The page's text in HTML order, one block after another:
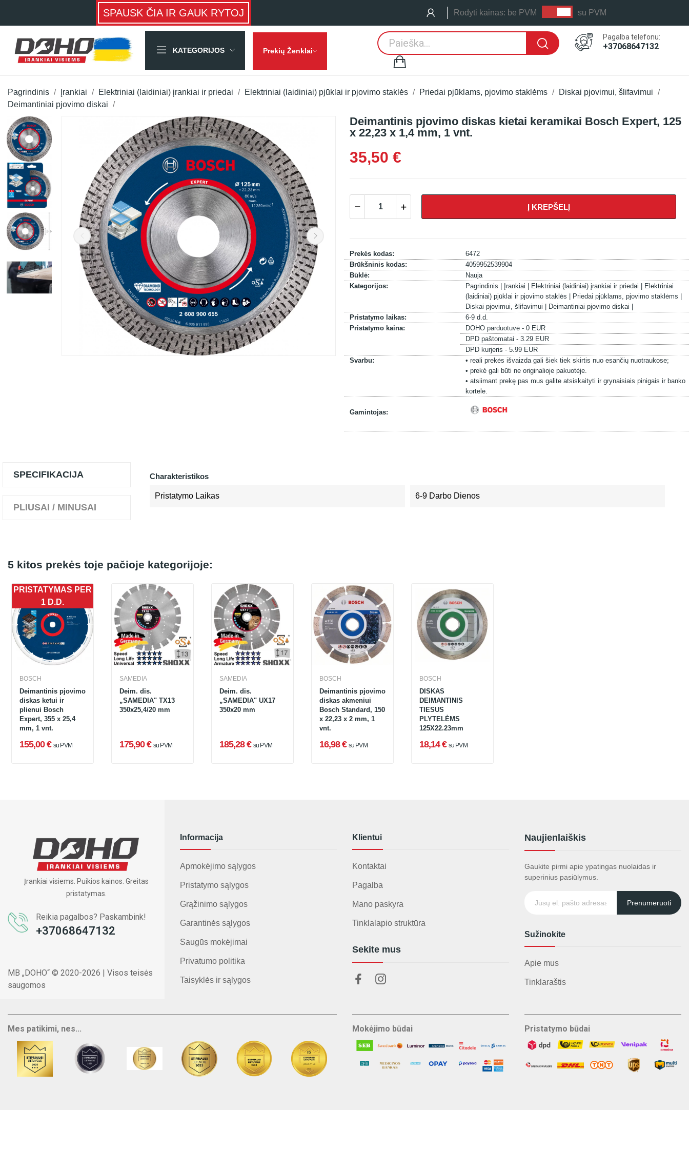
SPAUSK ČIA IR GAUK RYTOJ Rodyti kainas: be PVM su PVM
KATEGORIJOS Prekių Ženklai
Pagalba telefonu:
+37068647132
Pagrindinis Įrankiai Elektriniai (laidiniai) įrankiai ir priedai Elektriniai (laidiniai) pjūklai ir pjovimo staklės Priedai pjūklams, pjovimo staklėms
Diskai pjovimui, šlifavimui
Deimantiniai pjovimo diskai
Deimantinis pjovimo diskas kietai keramikai Bosch Expert, 125
x 22,23 x 1,4 mm, 1 vnt.
35,50 €
Į KREPŠELĮ
Prekės kodas:
6472
Brūkšninis kodas:
4059952539904
Būklė:
Nauja
Kategorijos:
Pagrindinis | Įrankiai | Elektriniai (laidiniai) įrankiai ir priedai |
Elektriniai
(laidiniai) pjūklai ir pjovimo staklės |
Priedai pjūklams, pjovimo staklėms |
Diskai pjovimui, šlifavimui |
Deimantiniai pjovimo diskai |
Pristatymo laikas:
6-9 d.d.
Pristatymo kaina:
DOHO parduotuvė - 0 EUR
DPD paštomatai - 3.29 EUR
DPD kurjeris - 5.99 EUR
Svarbu:
• reali prekės išvaizda gali šiek tiek skirtis nuo esančių nuotraukose;
• prekė gali būti ne originalioje pakuotėje.
• atsiimant prekę pas mus galite atsiskaityti ir grynaisiais pinigais ir banko
kortele.
Gamintojas:
SPECIFIKACIJA
PLIUSAI / MINUSAI
Charakteristikos
Pristatymo Laikas 6-9 Darbo Dienos
5 kitos prekės toje pačioje kategorijoje:
PRISTATYMAS PER
1 D.D.
BOSCH
Deimantinis pjovimo
diskas ketui ir
plienui Bosch
Expert, 355 x 25,4
mm, 1 vnt.
155,00 € su PVM
SAMEDIA
Deim. dis.
„SAMEDIA" TX13
350x25,4/20 mm
175,90 € su PVM
SAMEDIA
Deim. dis.
„SAMEDIA" UX17
350x20 mm
185,28 € su PVM
BOSCH
Deimantinis pjovimo
diskas akmeniui
Bosch Standard, 150
x 22,23 x 2 mm, 1
vnt.
16,98 € su PVM
BOSCH
DISKAS
DEIMANTINIS
TIESUS
PLYTELĖMS
125X22.23mm
18,14 € su PVM
Įrankiai visiems. Puikios kainos. Greitas
pristatymas.
Reikia pagalbos? Paskambink!
+37068647132
MB „DOHO“ © 2020-2026 | Visos teisės
saugomos
Informacija
Apmokėjimo sąlygos
Pristatymo sąlygos
Grąžinimo sąlygos
Garantinės sąlygos
Saugūs mokėjimai
Privatumo politika
Taisyklės ir sąlygos
Klientui
Kontaktai
Pagalba
Mano paskyra
Tinklalapio struktūra
Sekite mus
Naujienlaiškis
Gaukite pirmi apie ypatingas nuolaidas ir
superinius pasiūlymus.
Prenumeruoti
Sužinokite
Apie mus
Tinklaraštis
Mes patikimi, nes... Mokėjimo būdai Pristatymo būdai